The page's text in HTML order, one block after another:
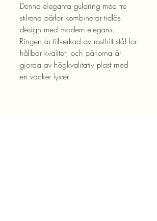
Denna eleganta guldring med tre
stilrena pärlor kombinerar tidlös
design med modern elegans.
Ringen är tillverkad av rostfritt stål för
hållbar kvalitet, och pärlorna är
gjorda av högkvalitativ plast med
en vacker lyster.